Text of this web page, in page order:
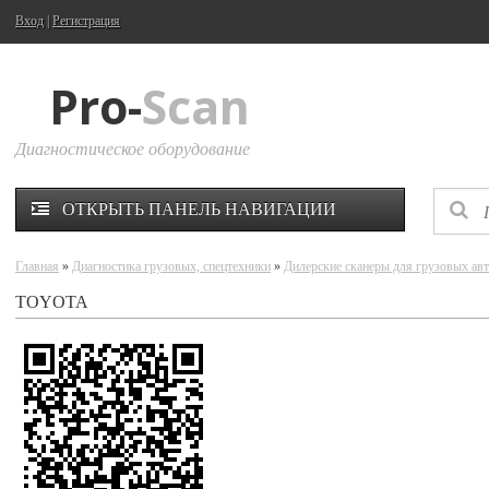
Вход Регистрация
Pro-Scan
Диагностическое оборудование
ОТКРЫТЬ ПАНЕЛЬ НАВИГАЦИИ
Главная » Диагностика грузовых, спецтехники » Дилерские сканеры для грузовых
TOYOTA